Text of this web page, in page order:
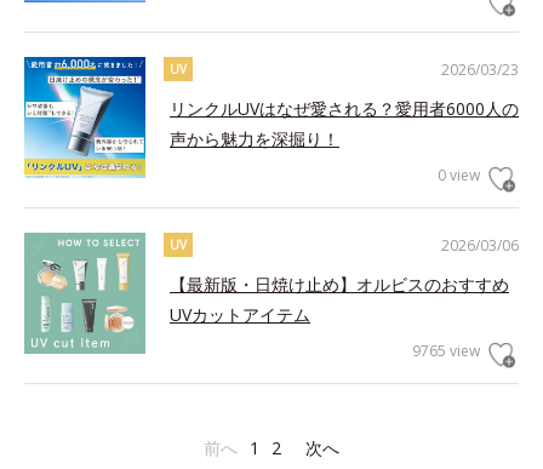
2026/03/23
UV
リンクルUVはなぜ愛される？愛用者6000人の
声から魅力を深掘り！
0 view
2026/03/06
UV
【最新版・日焼け止め】オルビスのおすすめ
UVカットアイテム
9765 view
前へ 1 2 次へ